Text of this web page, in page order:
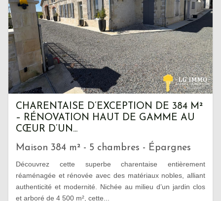
CHARENTAISE D’EXCEPTION DE 384 M²
– RÉNOVATION HAUT DE GAMME AU
CŒUR D’UN...
Maison 384 m² - 5 chambres - Épargnes
Découvrez cette superbe charentaise entièrement
réaménagée et rénovée avec des matériaux nobles, alliant
authenticité et modernité. Nichée au milieu d’un jardin clos
et arboré de 4 500 m², cette...